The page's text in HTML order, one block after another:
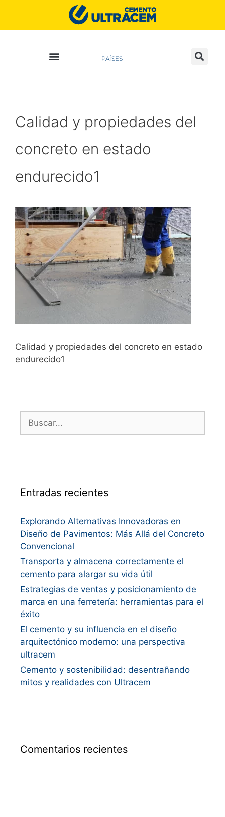
PAÍSES
Calidad y propiedades del
concreto en estado
endurecido1
Calidad y propiedades del concreto en estado
endurecido1
Entradas recientes
Explorando Alternativas Innovadoras en
Diseño de Pavimentos: Más Allá del Concreto
Convencional
Transporta y almacena correctamente el
cemento para alargar su vida útil
Estrategias de ventas y posicionamiento de
marca en una ferretería: herramientas para el
éxito
El cemento y su influencia en el diseño
arquitectónico moderno: una perspectiva
ultracem
Cemento y sostenibilidad: desentrañando
mitos y realidades con Ultracem
Comentarios recientes